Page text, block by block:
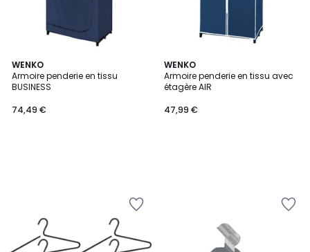
WENKO
Armoire penderie en tissu
BUSINESS
74,49 €
WENKO
Armoire penderie en tissu avec
étagère AIR
47,99 €